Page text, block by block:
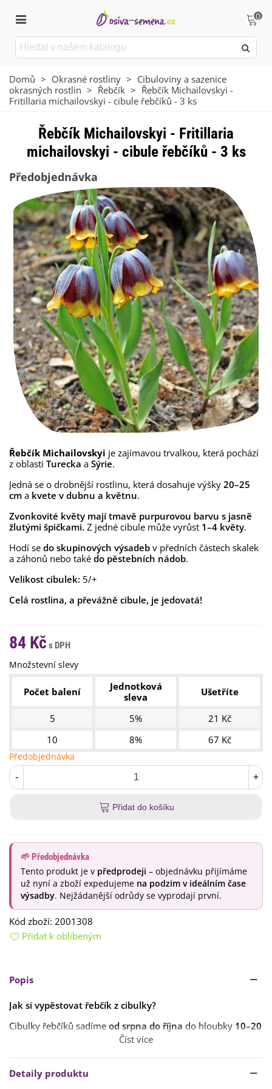
0
Domů > Okrasné rostliny > Cibuloviny a sazenice
okrasných rostlin > Řebčík > Řebčík Michailovskyi -
Fritillaria michailovskyi - cibule řebčíků - 3 ks
Řebčík Michailovskyi - Fritillaria
michailovskyi - cibule řebčíků - 3 ks
Předobjednávka
Řebčík Michailovskyi je zajímavou trvalkou, která pochází
z oblasti Turecka a Sýrie.
Jedná se o drobnější rostlinu, která dosahuje výšky 20–25
cm a kvete v dubnu a květnu.
Zvonkovité květy mají tmavě purpurovou barvu s jasně
žlutými špičkami. Z jedné cibule může vyrůst 1–4 květy.
Hodí se do skupinových výsadeb v předních částech skalek
a záhonů nebo také do pěstebních nádob.
Velikost cibulek: 5/+
Celá rostlina, a převážně cibule, je jedovatá!
84 Kč
Množstevní slevy
Počet balení
Jednotková
sleva
Ušetříte
5 5%
21 Kč
10
8% 67 Kč
Předobjednávka
- +
Přidat do košíku
🌱 Předobjednávka
Tento produkt je v předprodeji – objednávku přijímáme
už nyní a zboží expedujeme na podzim v ideálním čase
výsadby. Nejžádanější odrůdy se vyprodají první.
Kód zboží: 2001308
Přidat k oblíbeným
Popis
Jak si vypěstovat řebčík z cibulky?
Cibulky řebčíků sadíme od srpna do října do hloubky 10–20
Půda by měla býtpropustná a hlinitopísčitá. Rostlinám
bude vyhovovat slunečné či polostinné
jednom záhonkuvydrží i 10 let
Číst více
Detaily produktu